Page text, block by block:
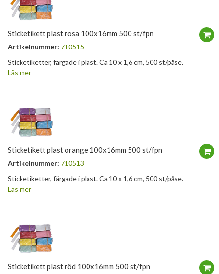
Sticketikett plast rosa 100x16mm 500 st/fpn
Artikelnummer: 710515
Sticketiketter, färgade i plast. Ca 10 x 1,6 cm, 500 st/påse.
Läs mer
Sticketikett plast orange 100x16mm 500 st/fpn
Artikelnummer: 710513
Sticketiketter, färgade i plast. Ca 10 x 1,6 cm, 500 st/påse.
Läs mer
Sticketikett plast röd 100x16mm 500 st/fpn